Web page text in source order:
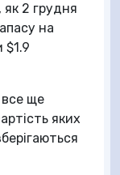
як 2 грудня
на
$1.9
ще
яких